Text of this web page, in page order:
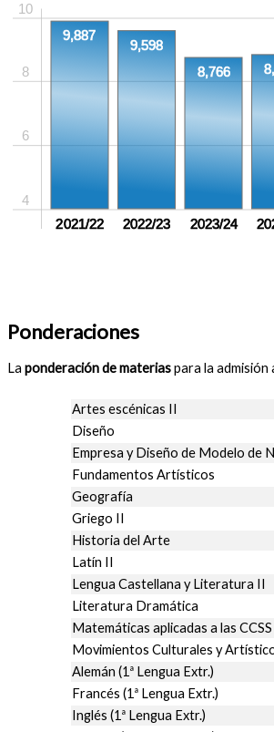
10
4
6
8
9,887
9,598
8,766
2021/22 2022/23 2023/24
Ponderaciones
La ponderación de materiaspara la admisión
Artes escénicas II
Diseño
Empresa y Diseño de Modelo de
Fundamentos Artísticos
Geografía
Griego II
Historia del Arte
Latín II
Lengua Castellana y Literatura II
Literatura Dramática
Matemáticas aplicadas a las
Movimientos Culturales y
Alemán (1ª Lengua Extr.)
Francés (1ª Lengua Extr.)
Inglés (1ª Lengua Extr.)